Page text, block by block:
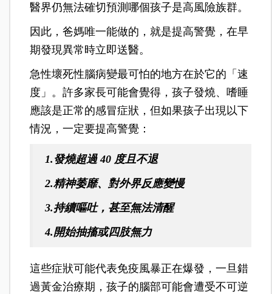
醫界仍無法確切預測哪個孩子是高風險族群。
因此，爸媽唯一能做的，就是提高警覺，在早
期發現異常時立即送醫。
急性壞死性腦病變最可怕的地方在於它的「速
度」。許多家長可能會覺得，孩子發燒、嗜睡
應該是正常的感冒症狀，但如果孩子出現以下
情況，一定要提高警覺：
1.發燒超過 40 度且不退
2.精神萎靡、對外界反應變慢
3.持續嘔吐，甚至無法清醒
4.開始抽搐或四肢無力
這些症狀可能代表免疫風暴正在爆發，一旦錯
過黃金治療期，孩子的腦部可能會遭受不可逆